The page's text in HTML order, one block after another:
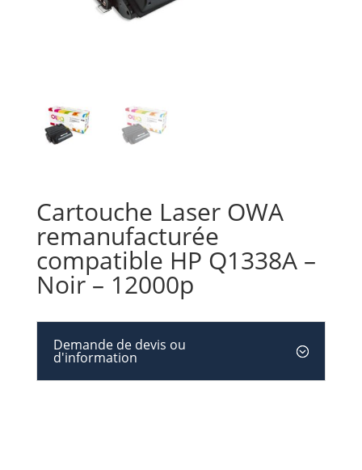
Cartouche Laser OWA
remanufacturée
compatible HP Q1338A –
Noir – 12000p
Demande de devis ou
d'information